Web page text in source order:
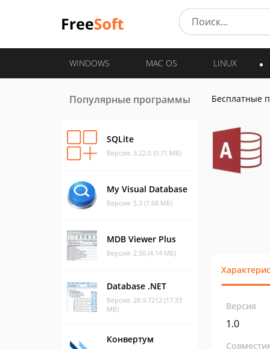
WINDOWS MAC OS LINUX
Популярные программы
SQLite
Версия: 3.22.0 (0.71 МБ)
My Visual Database
Версия: 5.3 (7.68 МБ)
MDB Viewer Plus
Версия: 2.50 (4.14 МБ)
Database .NET
Версия: 28.9.7212 (17.33
МБ)
Конвертум
Бесплатные
Версия
1.0